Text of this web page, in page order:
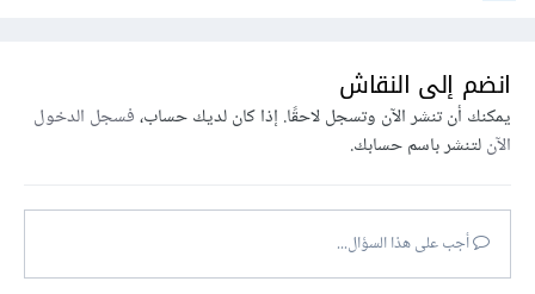
انضم إلى النقاش
يمكنك أن تنشر الآن وتسجل لاحقًا. إذا كان لديك حساب،فسجل الدخول
الآنلتنشر باسم حسابك.
أجب على هذا السؤال...